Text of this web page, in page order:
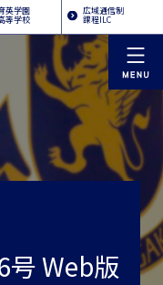
英学園
等学校
広域通信制
課程ILC
号 Web版